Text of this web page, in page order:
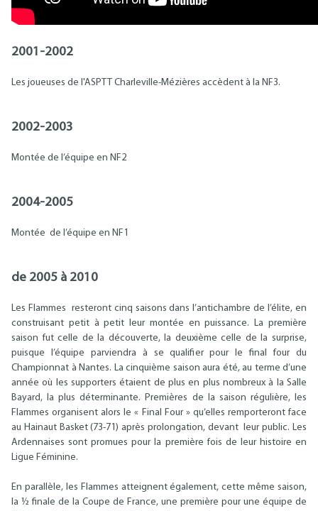
2001-2002
Les joueuses de l'ASPTT Charleville-Mézières accèdent à la NF3.
2002-2003
Montée de l’équipe en NF2
2004-2005
Montée de l’équipe en NF1
de 2005 à 2010
Les Flammes resteront cinq saisons dans l’antichambre de l’élite, en
construisant petit à petit leur montée en puissance. La première
saison fut celle de la découverte, la deuxième celle de la surprise,
puisque l’équipe parviendra à se qualifier pour le final four du
Championnat à Nantes. La cinquième saison aura été, au terme d’une
année où les supporters étaient de plus en plus nombreux à la Salle
Bayard, la plus déterminante. Premières de la saison régulière, les
Flammes organisent alors le « Final Four » qu’elles remporteront face
au Hainaut Basket (73-71) après prolongation, devant leur public. Les
Ardennaises sont promues pour la première fois de leur histoire en
Ligue Féminine.
En parallèle, les Flammes atteignent également, cette même saison,
la ½ finale de la Coupe de France, une première pour une équipe de